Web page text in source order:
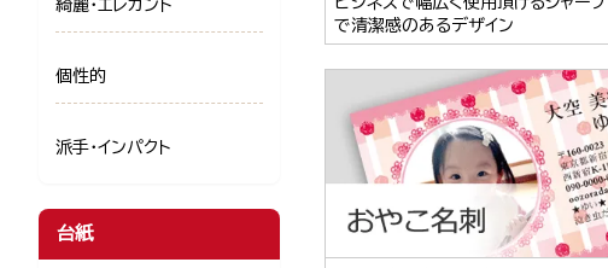
で清潔感のあるデザイン
綺麗・エレガント
個性的
派手・インパクト
台紙